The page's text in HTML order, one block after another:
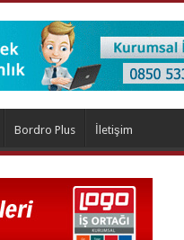
Bordro Plus İletişim